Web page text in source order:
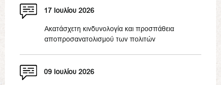
17 Ιουλίου 2026
Ακατάσχετη κινδυνολογία και προσπάθεια
αποπροσανατολισμού των πολιτών
09 Ιουλίου 2026